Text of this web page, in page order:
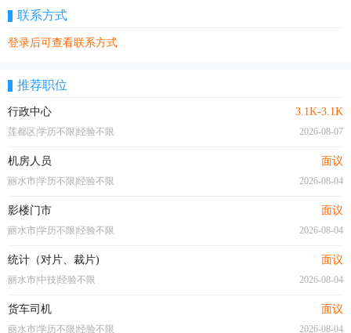
联系方式
登录后可查看联系方式
推荐职位
行政中心 3.1K-3.1K
莲都区|学历不限|经验不限 2026-08-07
机房人员 面议
丽水市|学历不限|经验不限 2026-08-04
影楼门市 面议
丽水市|学历不限|经验不限 2026-08-04
统计（对片、裁片) 面议
丽水市|中技|经验不限 2026-08-04
货车司机 面议
丽水市|学历不限|经验不限 2026-08-04